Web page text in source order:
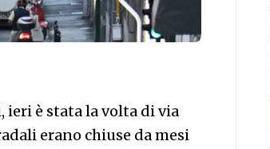
ieri è stata la volta di via
erano chiuse da mesi